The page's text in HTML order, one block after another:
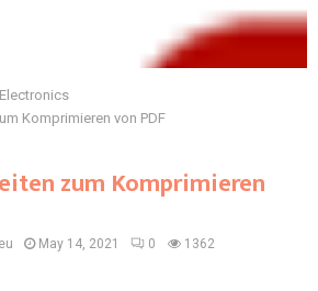
Komprimieren von PDF
zum Komprimieren
May 14, 2021 0 1362